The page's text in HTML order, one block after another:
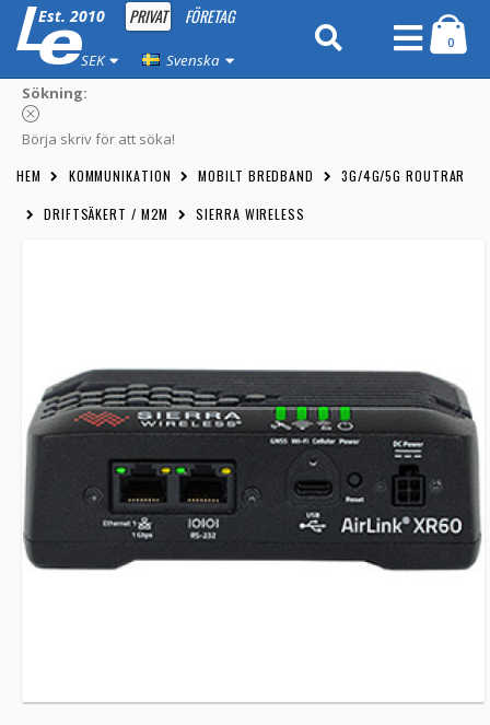
Est. 2010 PRIVAT FÖRETAG
SEK Svenska
0
Sökning:
Börja skriv för att söka!
HEM KOMMUNIKATION MOBILT BREDBAND 3G/4G/5G ROUTRAR
DRIFTSÄKERT / M2M SIERRA WIRELESS